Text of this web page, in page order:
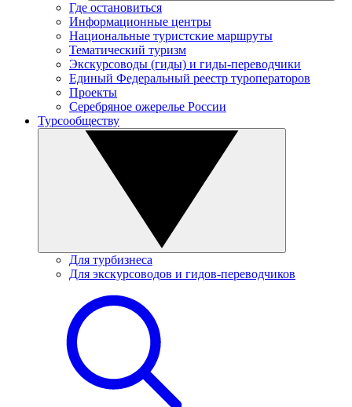
Где остановиться
Информационные центры
Национальные туристские маршруты
Тематический туризм
Экскурсоводы (гиды) и гиды-переводчики
Единый Федеральный реестр туроператоров
Проекты
Серебряное ожерелье России
Турсообществу
Для турбизнеса
Для экскурсоводов и гидов-переводчиков